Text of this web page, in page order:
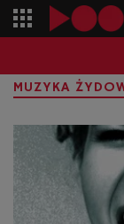
MUZYKA